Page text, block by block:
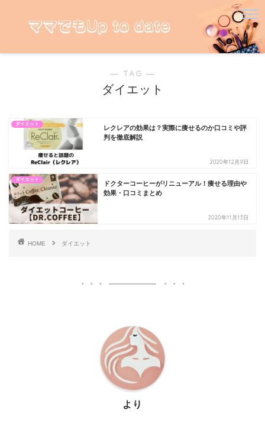
― TAG ―
ダイエット
ダイエット
レクレアの効果は？実際に痩せるのか口コミや評
判を徹底解説
2020年12月9日
ダイエット
ドクターコーヒーがリニューアル！痩せる理由や
効果・口コミまとめ
2020年11月13日
HOME ダイエット
より